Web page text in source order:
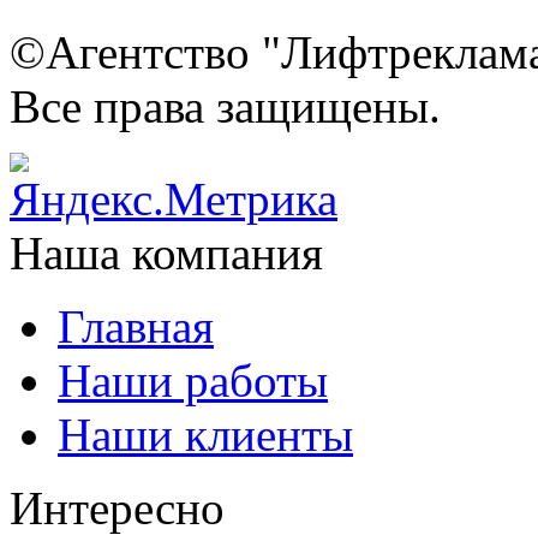
©Агентство
Все права защищены.
Наша компания
Главная
Наши работы
Наши клиенты
Интересно